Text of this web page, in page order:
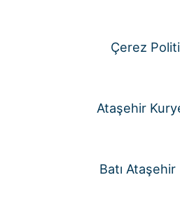
Çerez
Ataşehir
Batı